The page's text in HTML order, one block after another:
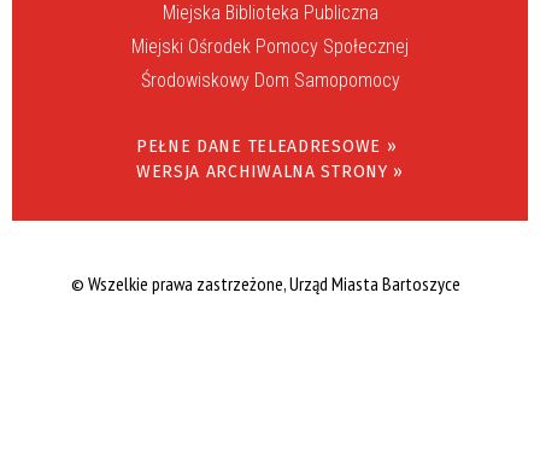
Miejska Biblioteka Publiczna
Miejski Ośrodek Pomocy Społecznej
Środowiskowy Dom Samopomocy
PEŁNE DANE TELEADRESOWE »
WERSJA ARCHIWALNA STRONY »
© Wszelkie prawa zastrzeżone, Urząd Miasta Bartoszyce